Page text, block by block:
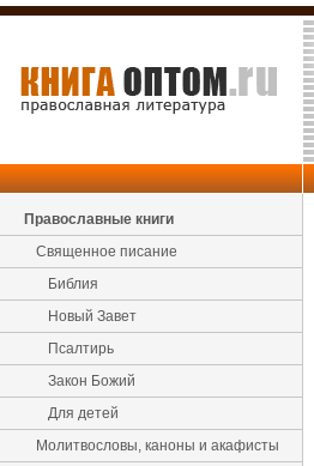
Православные книги
Священное писание
Библия
Новый Завет
Псалтирь
Закон Божий
Для детей
Молитвословы, каноны и акафисты